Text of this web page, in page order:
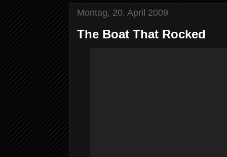
Montag, 20. April 2009
The Boat That Rocked